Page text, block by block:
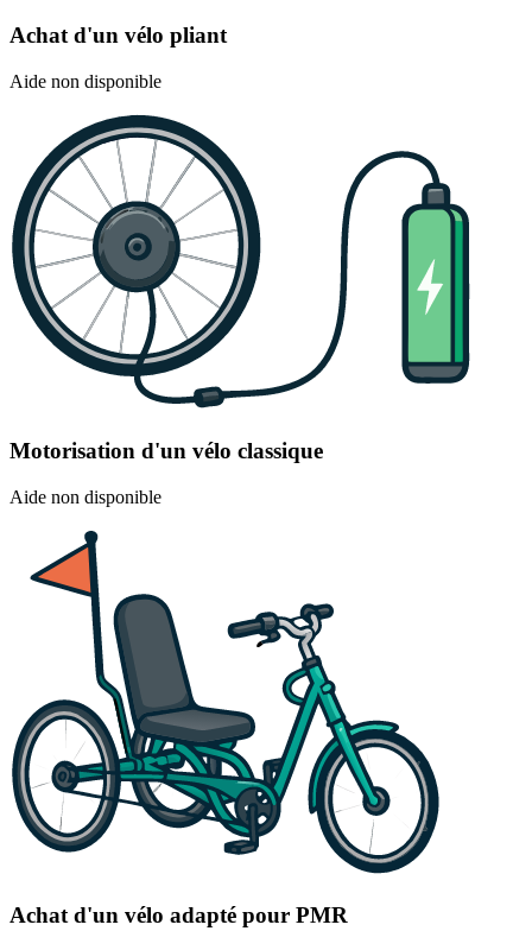
Achat d'un vélo pliant
Aide non disponible
Motorisation d'un vélo classique
Aide non disponible
Achat d'un vélo adapté pour PMR